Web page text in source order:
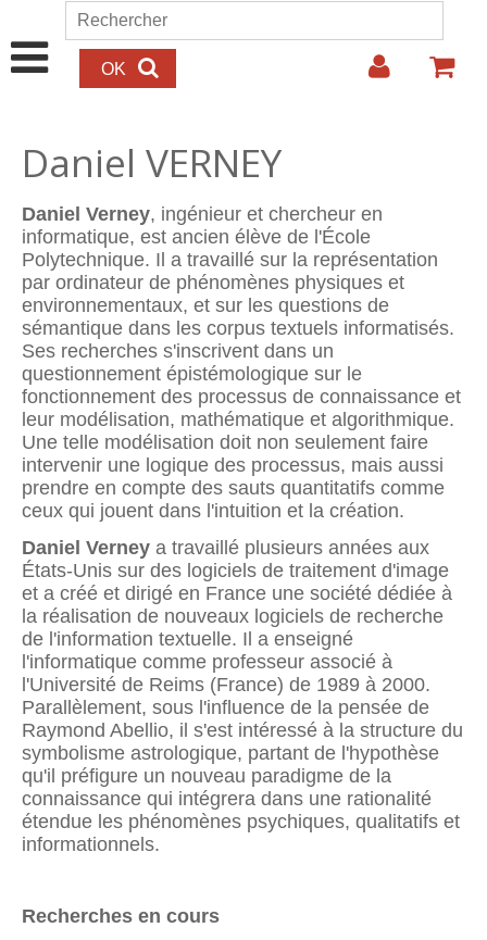
Aller au contenu principal
Formulaire de recherche
Rechercher
Daniel VERNEY
Daniel Verney, ingénieur et chercheur en
informatique, est ancien élève de l'École
Polytechnique. Il a travaillé sur la représentation
par ordinateur de phénomènes physiques et
environnementaux, et sur les questions de
sémantique dans les corpus textuels informatisés.
Ses recherches s'inscrivent dans un
questionnement épistémologique sur le
fonctionnement des processus de connaissance et
leur modélisation, mathématique et algorithmique.
Une telle modélisation doit non seulement faire
intervenir une logique des processus, mais aussi
prendre en compte des sauts quantitatifs comme
ceux qui jouent dans l'intuition et la création.
Daniel Verney a travaillé plusieurs années aux
États-Unis sur des logiciels de traitement d'image
et a créé et dirigé en France une société dédiée à
la réalisation de nouveaux logiciels de recherche
de l'information textuelle. Il a enseigné
l'informatique comme professeur associé à
l'Université de Reims (France) de 1989 à 2000.
Parallèlement, sous l'influence de la pensée de
Raymond Abellio, il s'est intéressé à la structure du
symbolisme astrologique, partant de l'hypothèse
qu'il préfigure un nouveau paradigme de la
connaissance qui intégrera dans une rationalité
étendue les phénomènes psychiques, qualitatifs et
informationnels.
Recherches en cours